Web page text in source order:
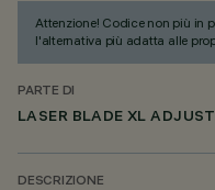
Attenzione! Codice non più in
l'alternativa più adatta alle
PARTE DI
LASER BLADE XL
DESCRIZIONE